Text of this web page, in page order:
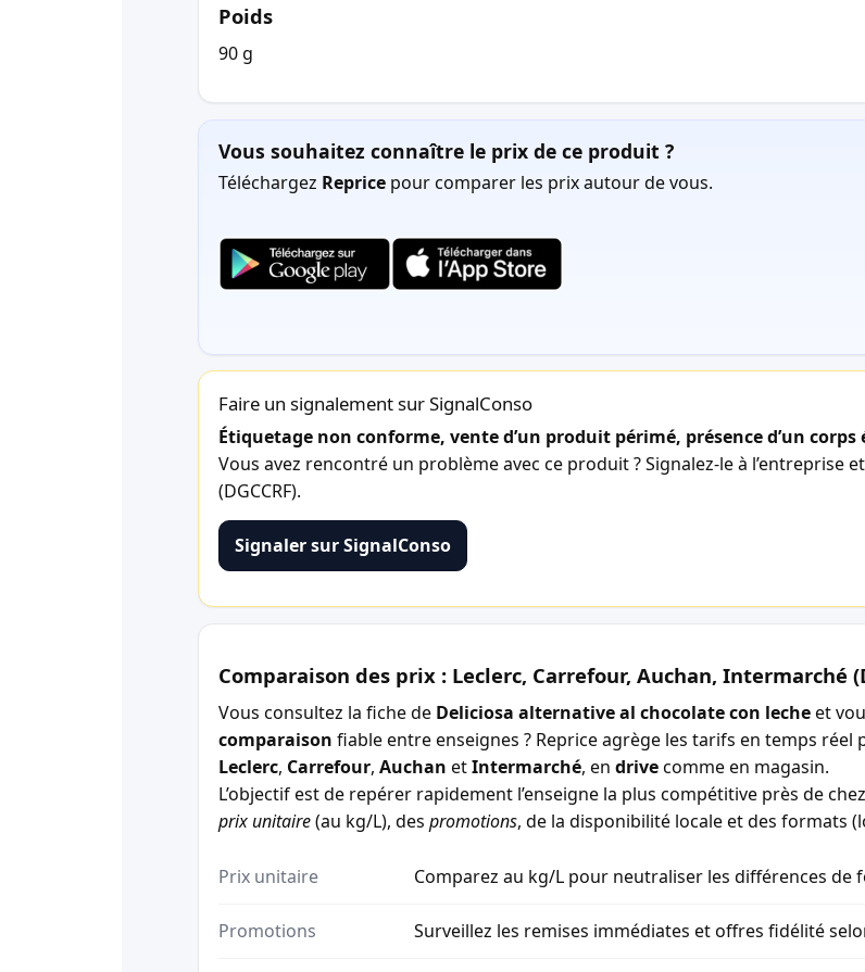
Poids
90 g
Vous souhaitez connaître le prix de ce produit ?
Téléchargez Reprice pour comparer les prix autour de vous.
Faire un signalement sur SignalConso
Étiquetage non conforme, vente d’un produit périmé, présence d’un corps
Vous avez rencontré un problème avec ce produit ? Signalez-le à l’entreprise
(DGCCRF).
Signaler sur SignalConso
Comparaison des prix : Leclerc, Carrefour, Auchan, Intermarché
Vous consultez la fiche de Deliciosa alternative al chocolate con lecheet
comparaison fiable entre enseignes ? Reprice agrège les tarifs en temps réel
Leclerc, Carrefour, Auchan etIntermarché, en drivecomme en magasin.
L’objectif est de repérer rapidement l’enseigne la plus compétitive près de
prix unitaire(au kg/L), des promotions, de la disponibilité locale et des formats
Prix unitaire Comparez au kg/L pour neutraliser les différences de
Promotions Surveillez les remises immédiates et offres fidélité